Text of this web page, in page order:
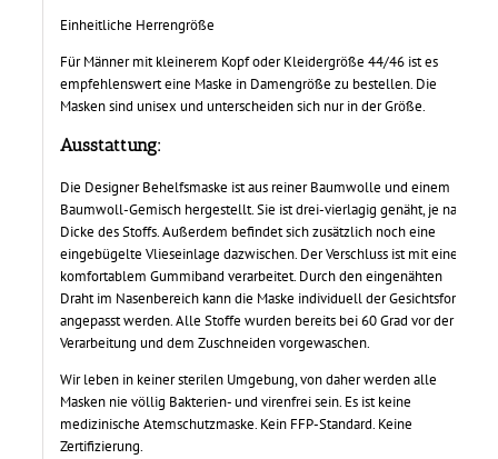
Einheitliche Herrengröße
Für Männer mit kleinerem Kopf oder Kleidergröße 44/46 ist es
empfehlenswert eine Maske in Damengröße zu bestellen. Die
Masken sind unisex und unterscheiden sich nur in der Größe.
Ausstattung:
Die Designer Behelfsmaske ist aus reiner Baumwolle und einem
Baumwoll-Gemisch hergestellt. Sie ist drei-vierlagig genäht, je nach
Dicke des Stoffs. Außerdem befindet sich zusätzlich noch eine
eingebügelte Vlieseinlage dazwischen. Der Verschluss ist mit einem
komfortablem Gummiband verarbeitet. Durch den eingenähten
Draht im Nasenbereich kann die Maske individuell der Gesichtsform
angepasst werden. Alle Stoffe wurden bereits bei 60 Grad vor der
Verarbeitung und dem Zuschneiden vorgewaschen.
Wir leben in keiner sterilen Umgebung, von daher werden alle
Masken nie völlig Bakterien- und virenfrei sein. Es ist keine
medizinische Atemschutzmaske. Kein FFP-Standard. Keine
Zertifizierung.